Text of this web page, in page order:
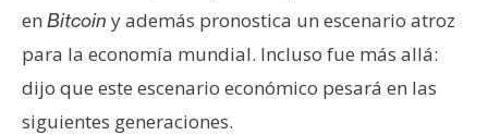
A
en Bitcoin y además pronostica un escenario atroz
para la economía mundial. Incluso fue más allá:
dijo que este escenario económico pesará en las
siguientes generaciones.